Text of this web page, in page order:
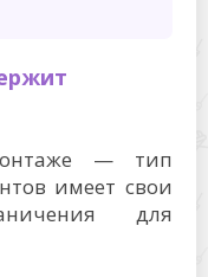
— тип
имеет свои
для